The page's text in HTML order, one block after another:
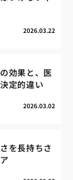
2026.03.22
効果と、医
定的違い
2026.03.02
を長持ちさ